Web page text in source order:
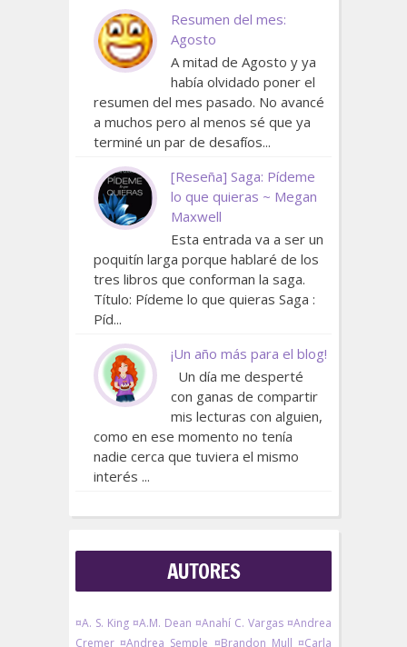
Resumen del mes:
Agosto
A mitad de Agosto y ya
había olvidado poner el
resumen del mes pasado. No avancé
a muchos pero al menos sé que ya
terminé un par de desafíos...
[Reseña] Saga: Pídeme
lo que quieras ~ Megan
Maxwell
Esta entrada va a ser un
poquitín larga porque hablaré de los
tres libros que conforman la saga.
Título: Pídeme lo que quieras Saga :
Píd...
¡Un año más para el blog!
Un día me desperté
con ganas de compartir
mis lecturas con alguien,
como en ese momento no tenía
nadie cerca que tuviera el mismo
interés ...
AUTORES
¤A. S. King ¤A.M. Dean ¤Anahí C. Vargas ¤Andrea
Cremer ¤Andrea Semple ¤Brandon Mull ¤Carla